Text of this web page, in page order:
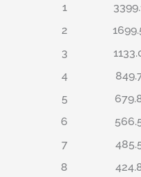
1
2
3
4
5
6
7
8